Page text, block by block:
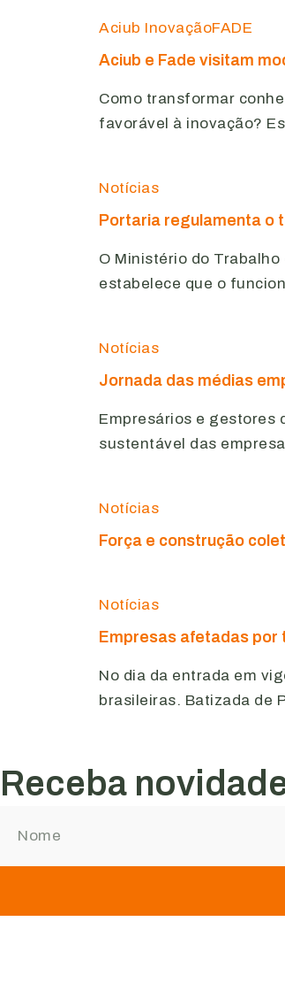
Aciub InovaçãoFADE
Aciub e Fade visitam
Como transformar
favorável à inovação?
Notícias
Portaria regulamenta o
O Ministério do
estabelece que o
Notícias
Jornada das médias
Empresários e gestores
sustentável das
Notícias
Força e construção
Notícias
Empresas afetadas por
No dia da entrada em
brasileiras. Batizada de
Receba